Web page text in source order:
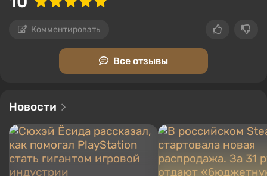
Комментировать
Все отзывы
Новости